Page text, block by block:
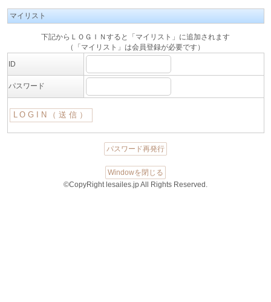
マイリスト
下記からＬＯＧＩＮすると「マイリスト」に追加されます
（「マイリスト」は会員登録が必要です）
ID
パスワード
パスワード再発行
Windowを閉じる
©CopyRight lesailes.jp All Rights Reserved.